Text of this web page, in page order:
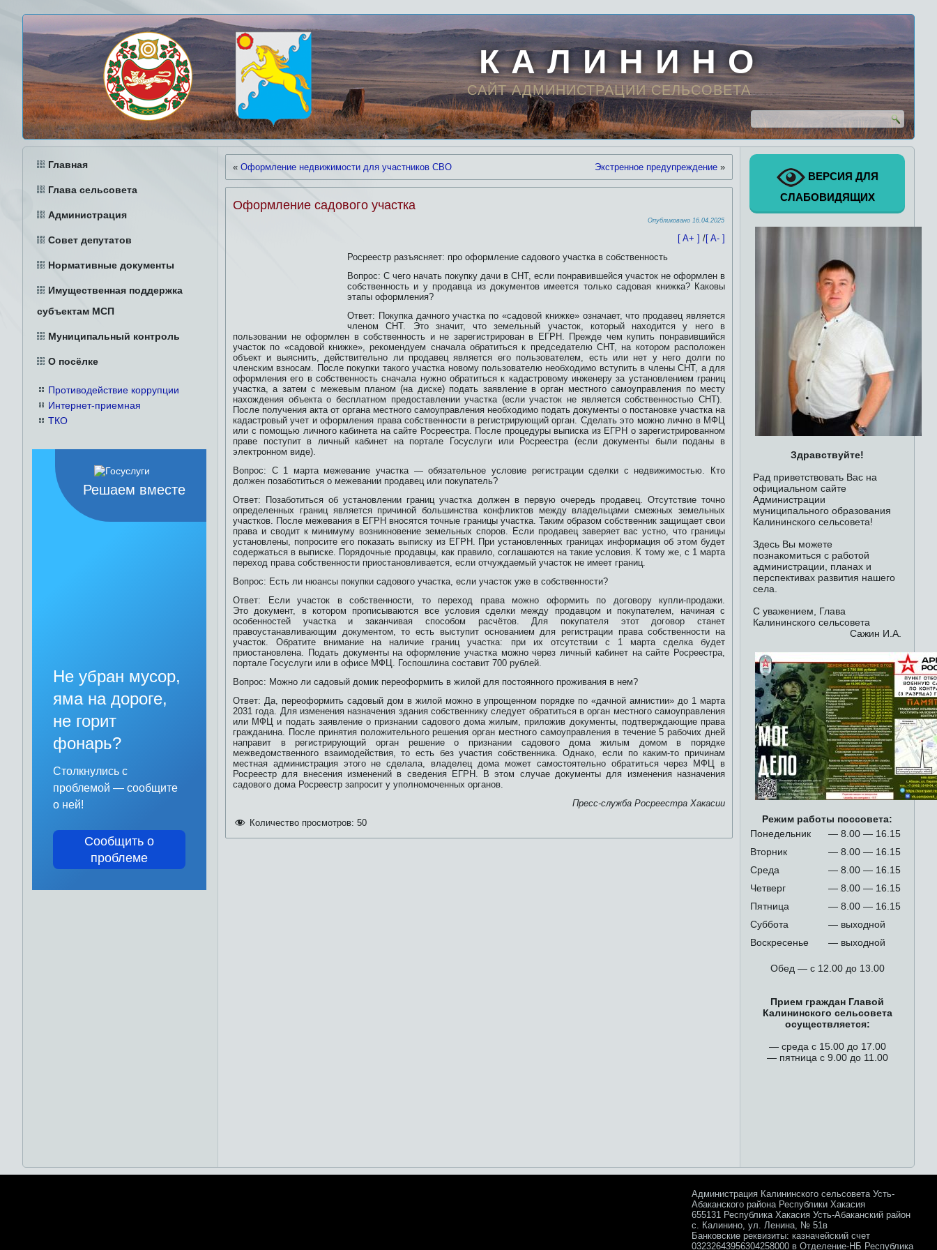
К А Л И Н И Н О
САЙТ АДМИНИСТРАЦИИ СЕЛЬСОВЕТА
Главная
Глава сельсовета
Администрация
Совет депутатов
Нормативные документы
Имущественная поддержка
субъектам МСП
Муниципальный контроль
О посёлке
Противодействие коррупции
Интернет-приемная
ТКО
Решаем вместе
Не убран мусор,
яма на дороге,
не горит
фонарь?
Столкнулись с
проблемой — сообщите
о ней!
Сообщить о
проблеме
« Оформление недвижимости для участников СВО Экстренное предупреждение »
Оформление садового участка
Опубликовано 16.04.2025
[ A+ ] /[ A- ]
Росреестр разъясняет: про оформление садового участка в собственность
Вопрос: С чего начать покупку дачи в СНТ, если понравившейся участок не оформлен в
собственность и у продавца из документов имеется только садовая книжка? Каковы
этапы оформления?
Ответ: Покупка дачного участка по «садовой книжке» означает, что продавец является
членом СНТ. Это значит, что земельный участок, который находится у него в
пользовании не оформлен в собственность и не зарегистрирован в ЕГРН. Прежде чем купить понравившийся
участок по «садовой книжке», рекомендуем сначала обратиться к председателю СНТ, на котором расположен
объект и выяснить, действительно ли продавец является его пользователем, есть или нет у него долги по
членским взносам. После покупки такого участка новому пользователю необходимо вступить в члены СНТ, а для
оформления его в собственность сначала нужно обратиться к кадастровому инженеру за установлением границ
участка, а затем с межевым планом (на диске) подать заявление в орган местного самоуправления по месту
нахождения объекта о бесплатном предоставлении участка (если участок не является собственностью СНТ).
После получения акта от органа местного самоуправления необходимо подать документы о постановке участка на
кадастровый учет и оформления права собственности в регистрирующий орган. Сделать это можно лично в МФЦ
или с помощью личного кабинета на сайте Росреестра. После процедуры выписка из ЕГРН о зарегистрированном
праве поступит в личный кабинет на портале Госуслуги или Росреестра (если документы были поданы в
электронном виде).
Вопрос: С 1 марта межевание участка — обязательное условие регистрации сделки с недвижимостью. Кто
должен позаботиться о межевании продавец или покупатель?
Ответ: Позаботиться об установлении границ участка должен в первую очередь продавец. Отсутствие точно
определенных границ является причиной большинства конфликтов между владельцами смежных земельных
участков. После межевания в ЕГРН вносятся точные границы участка. Таким образом собственник защищает свои
права и сводит к минимуму возникновение земельных споров. Если продавец заверяет вас устно, что границы
установлены, попросите его показать выписку из ЕГРН. При установленных границах информация об этом будет
содержаться в выписке. Порядочные продавцы, как правило, соглашаются на такие условия. К тому же, с 1 марта
переход права собственности приостановливается, если отчуждаемый участок не имеет границ.
Вопрос: Есть ли нюансы покупки садового участка, если участок уже в собственности?
Ответ: Если участок в собственности, то переход права можно оформить по договору купли-продажи.
Это документ, в котором прописываются все условия сделки между продавцом и покупателем, начиная с
особенностей участка и заканчивая способом расчётов. Для покупателя этот договор станет
правоустанавливающим документом, то есть выступит основанием для регистрации права собственности на
участок. Обратите внимание на наличие границ участка: при их отсутствии с 1 марта сделка будет
приостановлена. Подать документы на оформление участка можно через личный кабинет на сайте Росреестра,
портале Госуслуги или в офисе МФЦ. Госпошлина составит 700 рублей.
Вопрос: Можно ли садовый домик переоформить в жилой для постоянного проживания в нем?
Ответ: Да, переоформить садовый дом в жилой можно в упрощенном порядке по «дачной амнистии» до 1 марта
2031 года. Для изменения назначения здания собственнику следует обратиться в орган местного самоуправления
или МФЦ и подать заявление о признании садового дома жилым, приложив документы, подтверждающие права
гражданина. После принятия положительного решения орган местного самоуправления в течение 5 рабочих дней
направит в регистрирующий орган решение о признании садового дома жилым домом в порядке
межведомственного взаимодействия, то есть без участия собственника. Однако, если по каким-то причинам
местная администрация этого не сделала, владелец дома может самостоятельно обратиться через МФЦ в
Росреестр для внесения изменений в сведения ЕГРН. В этом случае документы для изменения назначения
садового дома Росреестр запросит у уполномоченных органов.
Пресс-служба Росреестра Хакасии
Количество просмотров: 50
ВЕРСИЯ ДЛЯ
СЛАБОВИДЯЩИХ
Здравствуйте!
Рад приветствовать Вас на
официальном сайте
Администрации
муниципального образования
Калининского сельсовета!
Здесь Вы можете
познакомиться с работой
администрации, планах и
перспективах развития нашего
села.
С уважением, Глава
Калининского сельсовета
Сажин И.А.
Режим работы поссовета:
Понедельник
— 8.00 — 16.15
Вторник
— 8.00 — 16.15
Среда
— 8.00 — 16.15
Четверг
— 8.00 — 16.15
Пятница
— 8.00 — 16.15
Суббота
— выходной
Воскресенье
— выходной
Обед — с 12.00 до 13.00
Прием граждан Главой
Калининского сельсовета
осуществляется:
— среда с 15.00 до 17.00
— пятница с 9.00 до 11.00
Администрация Калининского сельсовета Усть-
Абаканского района Республики Хакасия
655131 Республика Хакасия Усть-Абаканский район
с. Калинино, ул. Ленина, № 51в
Банковские реквизиты: казначейский счет
03232643956304258000 в Отделение-НБ Республика